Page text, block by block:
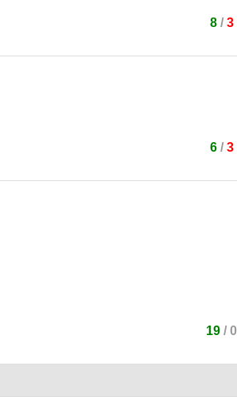
8/ 3
6/ 3
19 / 0